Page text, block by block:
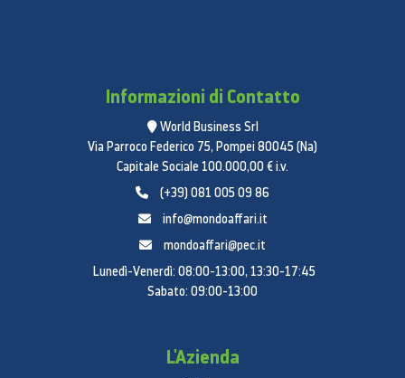
Informazioni di Contatto
World Business Srl
Via Parroco Federico 75, Pompei 80045 (Na)
Capitale Sociale 100.000,00 € i.v.
(+39) 081 005 09 86
info@mondoaffari.it
mondoaffari@pec.it
Lunedì-Venerdì: 08:00-13:00, 13:30-17:45
Sabato: 09:00-13:00
L'Azienda